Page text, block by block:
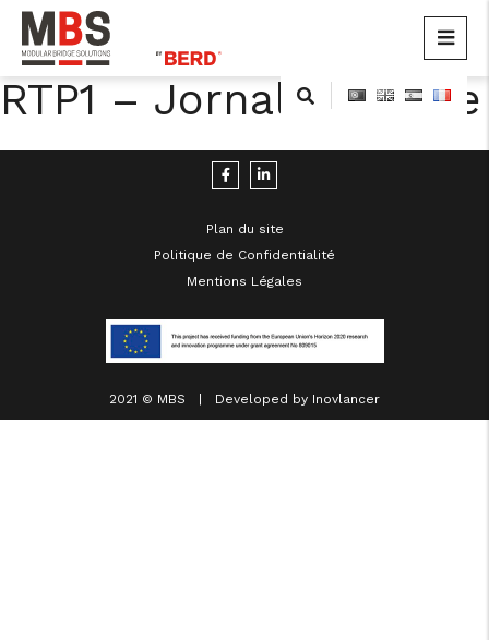
Skip
to
MBS
Modular Bridge Solutions
RTP1 – Jornal da Noite
Plan du site
Politique de Confidentialité
Mentions Légales
2021 © MBS | Developed by Inovlancer